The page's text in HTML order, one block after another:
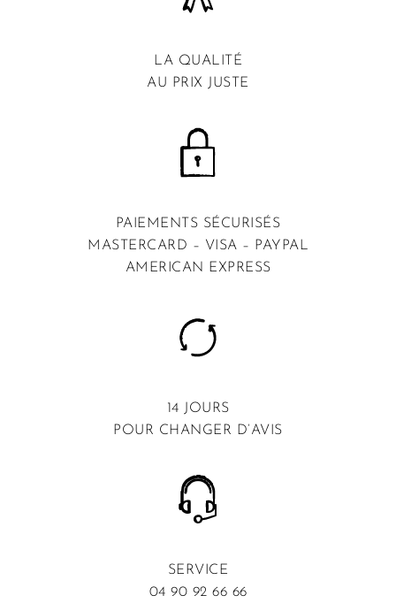
LA QUALITÉ
AU PRIX JUSTE
PAIEMENTS SÉCURISÉS
MASTERCARD – VISA – PAYPAL
AMERICAN EXPRESS
14 JOURS
POUR CHANGER D’AVIS
SERVICE
04 90 92 66 66